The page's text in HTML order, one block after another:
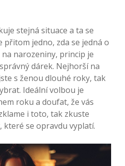
stejná situace a ta se
přitom jedno, zda se jedná o
narozeniny, princip je
dárek. Nejhorší na
s ženou dlouhé roky, tak
Ideální volbou je
roku a doufat, že vás
i toto, tak zkuste
které se opravdu vyplatí.